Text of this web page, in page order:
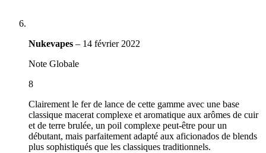
Nukevapes – 14 février 2022
Note Globale
8
Clairement le fer de lance de cette gamme avec une base
classique macerat complexe et aromatique aux arômes de cuir
et de terre brulée, un poil complexe peut-être pour un
débutant, mais parfaitement adapté aux aficionados de blends
plus sophistiqués que les classiques traditionnels.